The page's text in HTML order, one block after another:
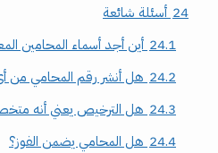
24 أسئلة شائعة
24.1 أين أجد أسماء المحامين
24.2 هل أنشر رقم المحامي من
24.3 هل الترخيص يعني أنه
24.4 هل المحامي يضمن الفوز؟